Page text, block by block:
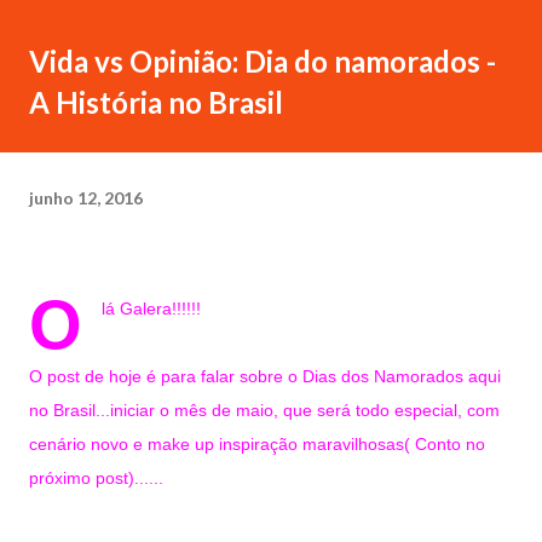
Vida vs Opinião: Dia do namorados -
A História no Brasil
junho 12, 2016
O lá Galera!!!!!!
O post de hoje é para falar sobre o Dias dos Namorados aqui
no Brasil...iniciar o mês de maio, que será todo especial, com
cenário novo e make up inspiração maravilhosas( Conto no
próximo post)......